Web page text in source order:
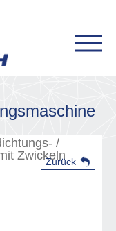
Zurück
/
Zwickeln